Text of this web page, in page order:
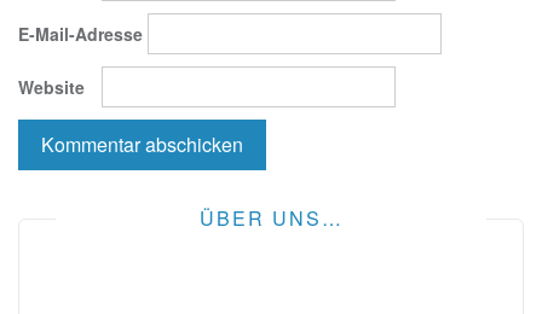
E-Mail-Adresse
Website
ÜBER UNS…